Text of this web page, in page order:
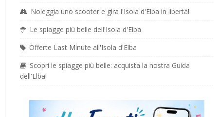
Noleggia uno scooter e gira l'Isola d'Elba in libertà!
Le spiagge più belle dell'Isola d'Elba
Offerte Last Minute all'Isola d'Elba
Scopri le spiagge più belle: acquista la nostra Guida
dell'Elba!